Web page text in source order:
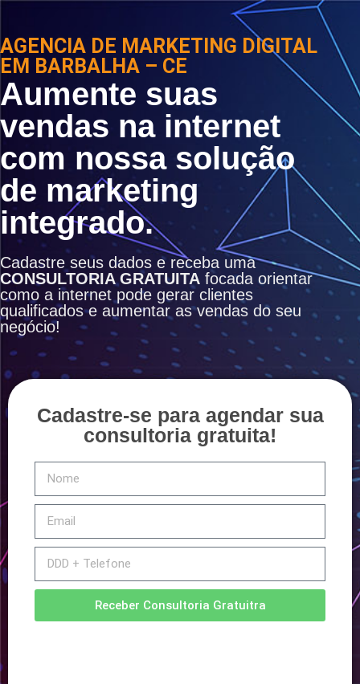
AGENCIA DE MARKETING DIGITAL
EM BARBALHA – CE
Aumente suas
vendas na internet
com nossa solução
de marketing
integrado.
Cadastre seus dados e receba uma
CONSULTORIA GRATUITA focada orientar
como a internet pode gerar clientes
qualificados e aumentar as vendas do seu
negócio!
Cadastre-se para agendar sua
consultoria gratuita!
Receber Consultoria Gratuitra